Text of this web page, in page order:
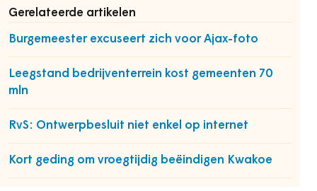
Gerelateerde artikelen
Burgemeester excuseert zich voor Ajax-foto
Leegstand bedrijventerrein kost gemeenten 70
mln
RvS: Ontwerpbesluit niet enkel op internet
Kort geding om vroegtijdig beëindigen Kwakoe